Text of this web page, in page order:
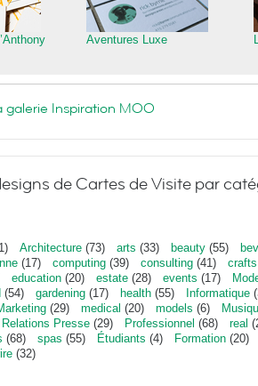
Aventures Luxe
galerie Inspiration MOO
de Cartes de Visite par
Architecture (73) arts (33) beauty (55)
(17) computing (39) consulting (41) crafts
education (20) estate (28) events (17)
(54) gardening (17) health (55) Informatique
(29) medical (20) models (6)
Relations Presse (29) Professionnel (68) real
(68) spas (55) Étudiants (4) Formation (20)
(32)